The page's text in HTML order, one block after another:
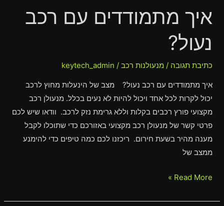
איך מתמודדים עם רכב
נעול?
כתיבת תגובה /מנעולנות רכב /
keytech_admin
איך מתמודדים עם רכב נעול? מצב של הינעלות מחוץ לרכב
יכול לקרות לכל אחד ויכול להיות לא נעים בכלל. מנעולן רכב
מקצועי פורץ רכבים בקלות וללא גרימת נזק לרכב. וודאו שיש לכם
פרטי קשר של מנעולן רכב מקצועי באזורכם כדי שתוכלו לקבל
מענה מהיר בשעת חירום. ריכזנו לכם כמה טיפים כדי להימנע
ממצב של
איך
מתמודדים
עם
רכב
נעול?
Read More »